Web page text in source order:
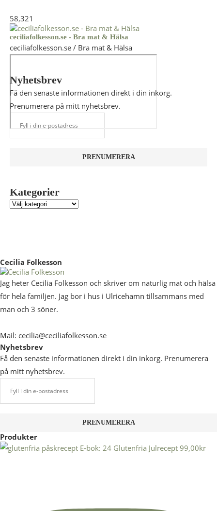
58,321
ceciliafolkesson.se - Bra mat & Hälsa
ceciliafolkesson.se / Bra mat & Hälsa
Nyhetsbrev
Få den senaste informationen direkt i din inkorg.
Prenumerera på mitt nyhetsbrev.
Kategorier
Cecilia Folkesson
Jag heter Cecilia Folkesson och skriver om naturlig mat och hälsa
för hela familjen. Jag bor i hus i Ulricehamn tillsammans med
man och 3 söner.
Mail: cecilia@ceciliafolkesson.se
Nyhetsbrev
Få den senaste informationen direkt i din inkorg. Prenumerera
på mitt nyhetsbrev.
Produkter
E-bok: 24 Glutenfria Julrecept 99,00kr